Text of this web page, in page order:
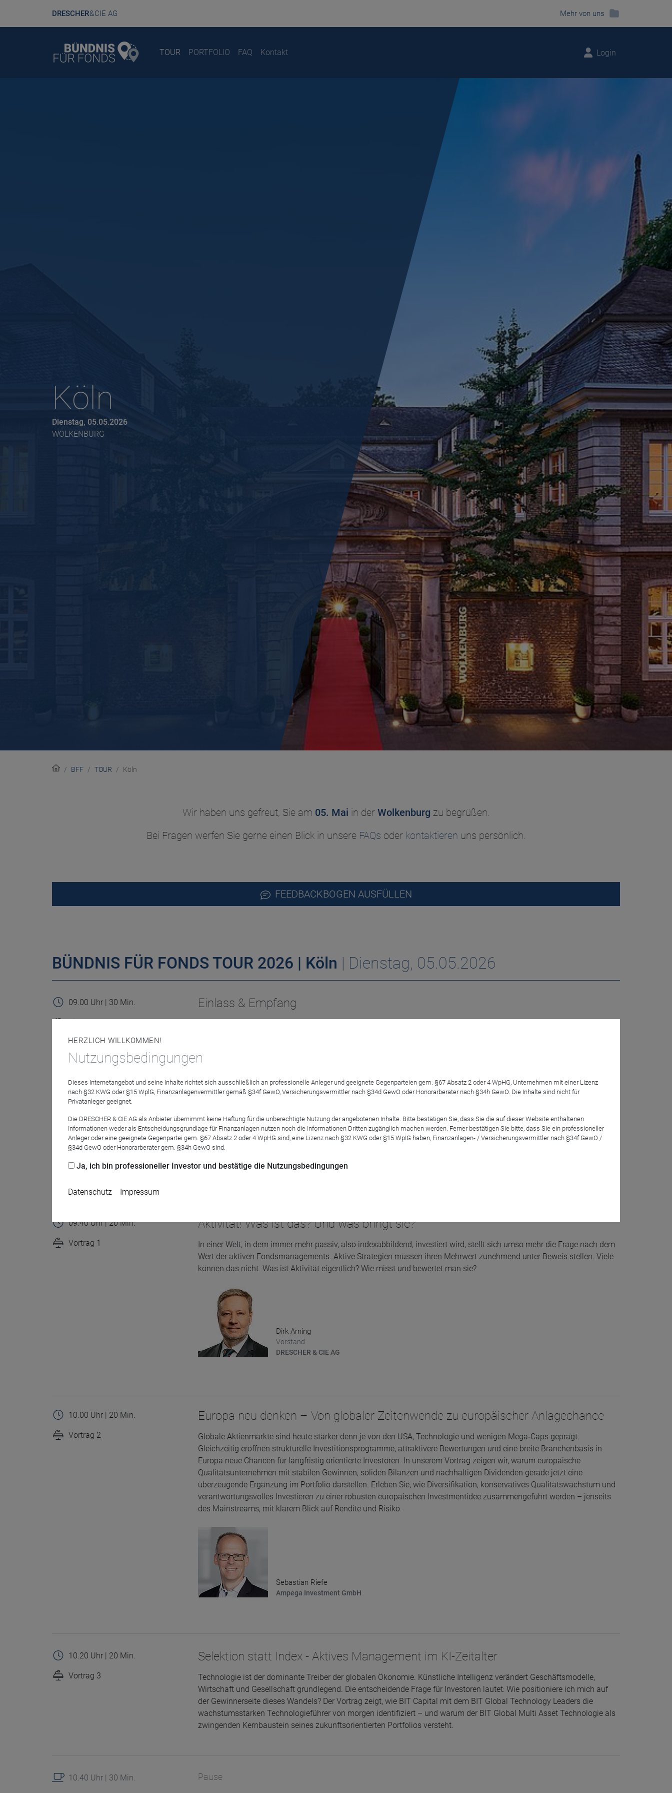
DRESCHER& CIE AG Mehr von uns
Login
TOUR PORTFOLIO FAQ Kontakt
Köln
Dienstag, 05.05.2026
WOLKENBURG
BFF TOUR Köln
Wir haben uns gefreut, Sie am 05. Mai in der Wolkenburg zu begrüßen.
Bei Fragen werfen Sie gerne einen Blick in unsere FAQs oder kontaktieren uns persönlich.
FEEDBACKBOGEN AUSFÜLLEN
BÜNDNIS FÜR FONDS TOUR 2026 | Köln | Dienstag, 05.05.2026
09.00 Uhr | 30 Min.
Einlass & Empfang
Einlass & Empfang
Begrüßung
Björn Drescher
09.40 Uhr | 20 Min.
Vortrag 1
Aktivität! Was ist das? Und was bringt sie?
In einer Welt, in dem immer mehr passiv, also indexabbildend, investiert wird, stellt sich umso mehr die Frage nach dem
Wert der aktiven Fondsmanagements. Aktive Strategien müssen ihren Mehrwert zunehmend unter Beweis stellen. Viele
können das nicht. Was ist Aktivität eigentlich? Wie misst und bewertet man sie?
Dirk Arning
Vorstand
DRESCHER & CIE AG
10.00 Uhr | 20 Min.
Vortrag 2
Europa neu denken – Von globaler Zeitenwende zu europäischer Anlagechance
Globale Aktienmärkte sind heute stärker denn je von den USA, Technologie und wenigen Mega‑Caps geprägt.
Gleichzeitig eröffnen strukturelle Investitionsprogramme, attraktivere Bewertungen und eine breite Branchenbasis in
Europa neue Chancen für langfristig orientierte Investoren. In unserem Vortrag zeigen wir, warum europäische
Qualitätsunternehmen mit stabilen Gewinnen, soliden Bilanzen und nachhaltigen Dividenden gerade jetzt eine
überzeugende Ergänzung im Portfolio darstellen. Erleben Sie, wie Diversifikation, konservatives Qualitätswachstum und
verantwortungsvolles Investieren zu einer robusten europäischen Investmentidee zusammengeführt werden – jenseits
des Mainstreams, mit klarem Blick auf Rendite und Risiko.
Sebastian Riefe
Ampega Investment GmbH
10.20 Uhr | 20 Min.
Vortrag 3
Selektion statt Index - Aktives Management im KI-Zeitalter
Technologie ist der dominante Treiber der globalen Ökonomie. Künstliche Intelligenz verändert Geschäftsmodelle,
Wirtschaft und Gesellschaft grundlegend. Die entscheidende Frage für Investoren lautet: Wie positioniere ich mich auf
der Gewinnerseite dieses Wandels? Der Vortrag zeigt, wie BIT Capital mit dem BIT Global Technology Leaders die
wachstumsstarken Technologieführer von morgen identifiziert – und warum der BIT Global Multi Asset Technologie als
zwingenden Kernbaustein seines zukunftsorientierten Portfolios versteht.
10.40 Uhr | 30 Min. Pause
HERZLICH WILLKOMMEN!
Nutzungsbedingungen
Dieses Internetangebot und seine Inhalte richtet sich ausschließlich an professionelle Anleger und geeignete Gegenparteien gem. §67 Absatz 2 oder 4 WpHG, Unternehmen mit einer Lizenz
nach §32 KWG oder §15 WplG, Finanzanlagenvermittler gemäß §34f GewO, Versicherungsvermittler nach §34d GewO oder Honorarberater nach §34h GewO. Die Inhalte sind nicht für
Privatanleger geeignet.
Die DRESCHER & CIE AG als Anbieter übernimmt keine Haftung für die unberechtigte Nutzung der angebotenen Inhalte. Bitte bestätigen Sie, dass Sie die auf dieser Website enthaltenen
Informationen weder als Entscheidungsgrundlage für Finanzanlagen nutzen noch die Informationen Dritten zugänglich machen werden. Ferner bestätigen Sie bitte, dass Sie ein professioneller
Anleger oder eine geeignete Gegenpartei gem. §67 Absatz 2 oder 4 WpHG sind, eine Lizenz nach §32 KWG oder §15 WpIG haben, Finanzanlagen- / Versicherungsvermittler nach §34f GewO /
§34d GewO oder Honorarberater gem. §34h GewO sind.
Ja, ich bin professioneller Investor und bestätige die Nutzungsbedingungen
Datenschutz Impressum